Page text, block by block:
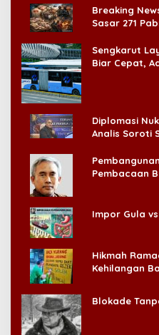
Breaking
Sasar 271
Sengkarut
Biar Cepat,
Diplomasi
Analis Soroti
Pembacaan
Impor Gula
Hikmah
Kehilangan
Blokade